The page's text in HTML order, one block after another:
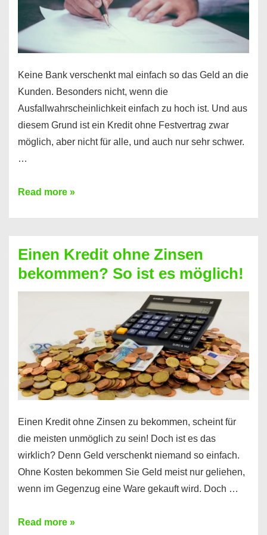
möglich!
Keine Bank verschenkt mal einfach so das Geld an die
Kunden. Besonders nicht, wenn die
Ausfallwahrscheinlichkeit einfach zu hoch ist. Und aus
diesem Grund ist ein Kredit ohne Festvertrag zwar
möglich, aber nicht für alle, und auch nur sehr schwer.
…
Ist
Festvertrag
für
jeden
erfahren
Sie
es
Read more »
Einen Kredit ohne Zinsen
bekommen? So ist es möglich!
Einen Kredit ohne Zinsen zu bekommen, scheint für
die meisten unmöglich zu sein! Doch ist es das
wirklich? Denn Geld verschenkt niemand so einfach.
Ohne Kosten bekommen Sie Geld meist nur geliehen,
wenn im Gegenzug eine Ware gekauft wird. Doch …
Einen
Read more »